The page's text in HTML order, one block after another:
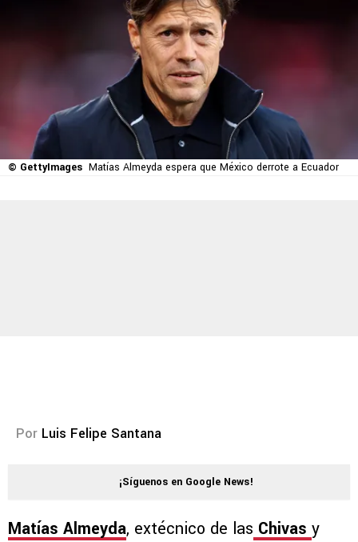
© GettyImages Matías Almeyda espera que México derrote a Ecuador
Por Luis Felipe Santana
¡Síguenos en Google News!
Matías Almeyda, extécnico de las Chivas y